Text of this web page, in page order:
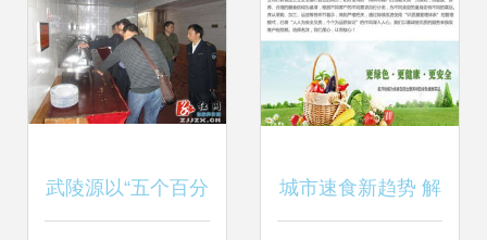
武陵源以“五个百分 城市速食新趋势 解